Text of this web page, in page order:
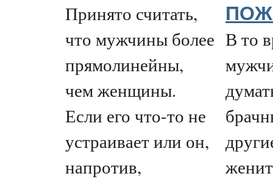
Принято считать,
что мужчины более
прямолинейны,
чем женщины.
Если его что-то не
устраивает или он,
напротив,
В то